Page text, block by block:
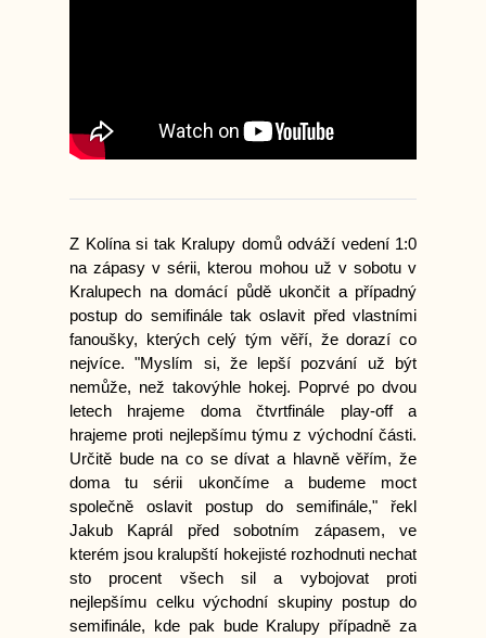
Z Kolína si tak Kralupy domů odváží vedení 1:0
na zápasy v sérii, kterou mohou už v sobotu v
Kralupech na domácí půdě ukončit a případný
postup do semifinále tak oslavit před vlastními
fanoušky, kterých celý tým věří, že dorazí co
nejvíce. "Myslím si, že lepší pozvání už být
nemůže, než takovýhle hokej. Poprvé po dvou
letech hrajeme doma čtvrtfinále play-off a
hrajeme proti nejlepšímu týmu z východní části.
Určitě bude na co se dívat a hlavně věřím, že
doma tu sérii ukončíme a budeme moct
společně oslavit postup do semifinále," řekl
Jakub Kaprál před sobotním zápasem, ve
kterém jsou kralupští hokejisté rozhodnuti nechat
sto procent všech sil a vybojovat proti
nejlepšímu celku východní skupiny postup do
semifinále, kde pak bude Kralupy případně za